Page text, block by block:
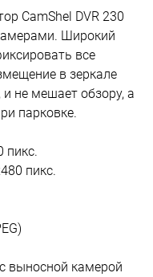
CamShel DVR 230
Широкий
все
в зеркале
не мешает обзору, а
парковке.
пикс.
пикс.
выносной камерой